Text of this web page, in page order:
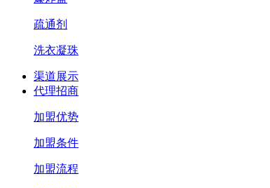
疏通剂
洗衣凝珠
渠道展示
代理招商
加盟优势
加盟条件
加盟流程